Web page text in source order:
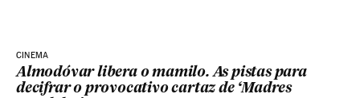
CINEMA
Almodóvar libera o mamilo. As pistas para
decifrar o provocativo cartaz de ‘Madres